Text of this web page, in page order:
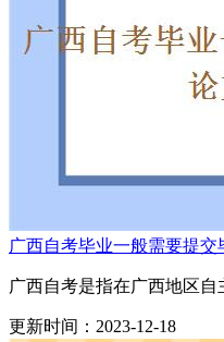
广西自考毕业一般需要提交
广西自考是指在广西地区
更新时间：2023-12-18